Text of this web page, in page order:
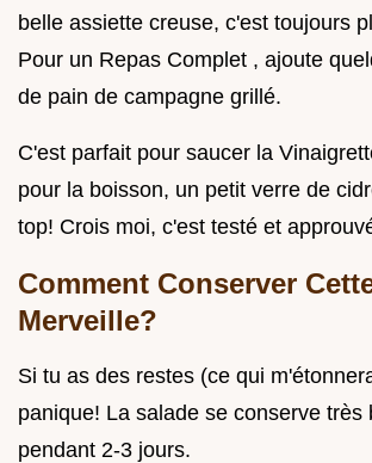
belle assiette creuse, c'est toujours
Pour un Repas Complet , ajoute
de pain de campagne grillé.
C'est parfait pour saucer la
pour la boisson, un petit verre de
top! Crois moi, c'est testé et
Comment Conserver
Merveille?
Si tu as des restes (ce qui
panique! La salade se conserve très
pendant 2-3 jours.